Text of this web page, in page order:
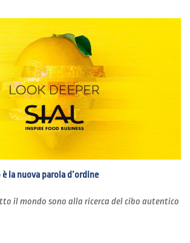
la nuova parola d’ordine
il mondo sono alla ricerca del cibo autentico